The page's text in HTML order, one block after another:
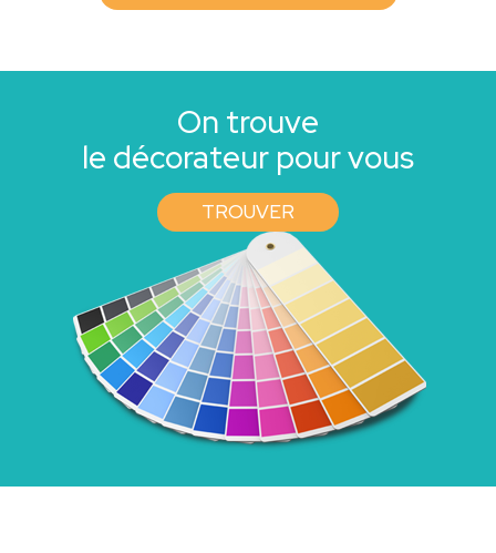
On trouve
le décorateur pour vous
TROUVER